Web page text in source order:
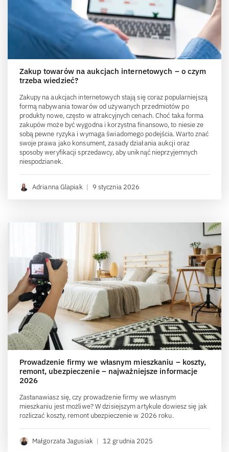
Zakup towarów na aukcjach internetowych – o czym
trzeba wiedzieć?
Zakupy na aukcjach internetowych stają się coraz popularniejszą
formą nabywania towarów od używanych przedmiotów po
produkty nowe, często w atrakcyjnych cenach. Choć taka forma
zakupów może być wygodna i korzystna finansowo, to niesie ze
sobą pewne ryzyka i wymaga świadomego podejścia. Warto znać
swoje prawa jako konsument, zasady działania aukcji oraz
sposoby weryfikacji sprzedawcy, aby uniknąć nieprzyjemnych
niespodzianek.
Adrianna Glapiak | 9 stycznia 2026
Prowadzenie firmy we własnym mieszkaniu – koszty,
remont, ubezpieczenie – najważniejsze informacje
2026
Zastanawiasz się, czy prowadzenie firmy we własnym
mieszkaniu jest możliwe? W dzisiejszym artykule dowiesz się jak
rozliczać koszty, remont ubezpieczenie w 2026 roku.
Małgorzata Jagusiak | 12 grudnia 2025